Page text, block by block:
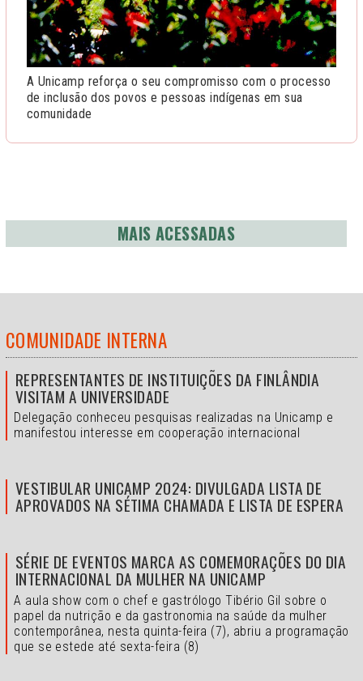
A Unicamp reforça o seu compromisso com o processo
de inclusão dos povos e pessoas indígenas em sua
comunidade
MAIS ACESSADAS
COMUNIDADE INTERNA
REPRESENTANTES DE INSTITUIÇÕES DA FINLÂNDIA
VISITAM A UNIVERSIDADE
Delegação conheceu pesquisas realizadas na Unicamp e
manifestou interesse em cooperação internacional
VESTIBULAR UNICAMP 2024: DIVULGADA LISTA DE
APROVADOS NA SÉTIMA CHAMADA E LISTA DE ESPERA
SÉRIE DE EVENTOS MARCA AS COMEMORAÇÕES DO DIA
INTERNACIONAL DA MULHER NA UNICAMP
A aula show com o chef e gastrólogo Tibério Gil sobre o
papel da nutrição e da gastronomia na saúde da mulher
contemporânea, nesta quinta-feira (7), abriu a programação
que se estede até sexta-feira (8)